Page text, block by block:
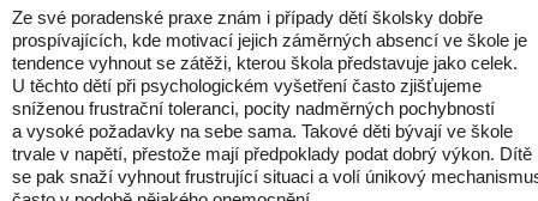
Ze své poradenské praxe znám i případy dětí školsky dobře
prospívajících, kde motivací jejich záměrných absencí ve škole je
tendence vyhnout se zátěži, kterou škola představuje jako celek.
U těchto dětí při psychologickém vyšetření často zjišťujeme
sníženou frustrační toleranci, pocity nadměrných pochybností
a vysoké požadavky na sebe sama. Takové děti bývají ve škole
trvale v napětí, přestože mají předpoklady podat dobrý výkon. Dítě
se pak snaží vyhnout frustrující situaci a volí únikový